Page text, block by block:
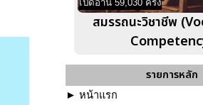
เปิดอ่าน 59,030 ครั้ง
สมรรถนะวิชาชีพ
รายการหลัก
► หน้าแรก